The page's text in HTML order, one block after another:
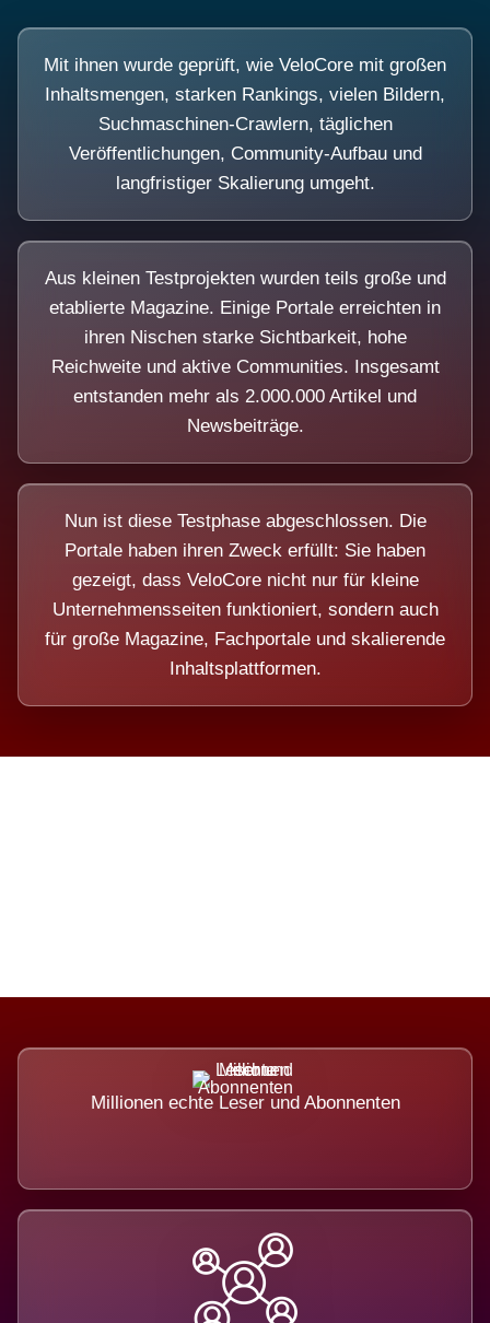
Mit ihnen wurde geprüft, wie VeloCore mit großen
Inhaltsmengen, starken Rankings, vielen Bildern,
Suchmaschinen-Crawlern, täglichen
Veröffentlichungen, Community-Aufbau und
langfristiger Skalierung umgeht.
Aus kleinen Testprojekten wurden teils große und
etablierte Magazine. Einige Portale erreichten in
ihren Nischen starke Sichtbarkeit, hohe
Reichweite und aktive Communities. Insgesamt
entstanden mehr als 2.000.000 Artikel und
Newsbeiträge.
Nun ist diese Testphase abgeschlossen. Die
Portale haben ihren Zweck erfüllt: Sie haben
gezeigt, dass VeloCore nicht nur für kleine
Unternehmensseiten funktioniert, sondern auch
für große Magazine, Fachportale und skalierende
Inhaltsplattformen.
Millionen echte Leser und Abonnenten